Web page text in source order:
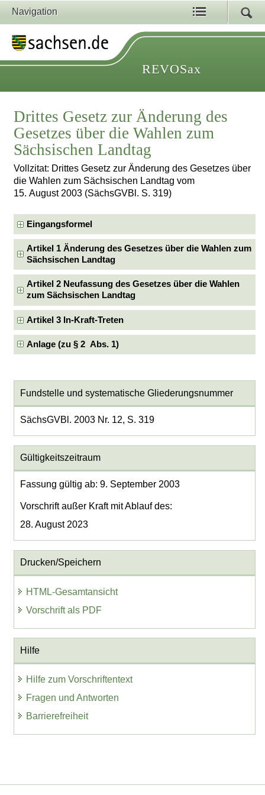
Navigation
REVOSax
Drittes Gesetz zur Änderung des
Gesetzes über die Wahlen zum
Sächsischen Landtag
Vollzitat: Drittes Gesetz zur Änderung des Gesetzes über
die Wahlen zum Sächsischen Landtag vom
15. August 2003 (SächsGVBl. S. 319)
Eingangsformel
Artikel 1 Änderung des Gesetzes über die Wahlen zum
Sächsischen Landtag
Artikel 2 Neufassung des Gesetzes über die Wahlen
zum Sächsischen Landtag
Artikel 3 In-Kraft-Treten
Anlage (zu § 2 Abs. 1)
Fundstelle und systematische Gliederungsnummer
SächsGVBl. 2003 Nr. 12, S. 319
Gültigkeitszeitraum
Fassung gültig ab: 9. September 2003
Vorschrift außer Kraft mit Ablauf des:
28. August 2023
Drucken/Speichern
HTML-Gesamtansicht
Vorschrift als PDF
Hilfe
Hilfe zum Vorschriftentext
Fragen und Antworten
Barrierefreiheit